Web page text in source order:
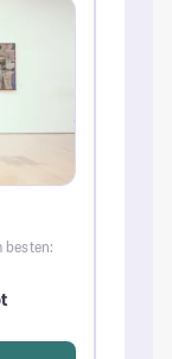
besten: